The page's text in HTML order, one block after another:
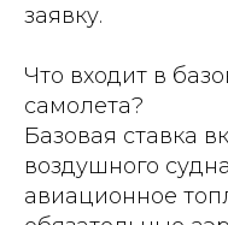
заявку.
Что входит в
самолета?
Базовая ставка
воздушного
авиационное